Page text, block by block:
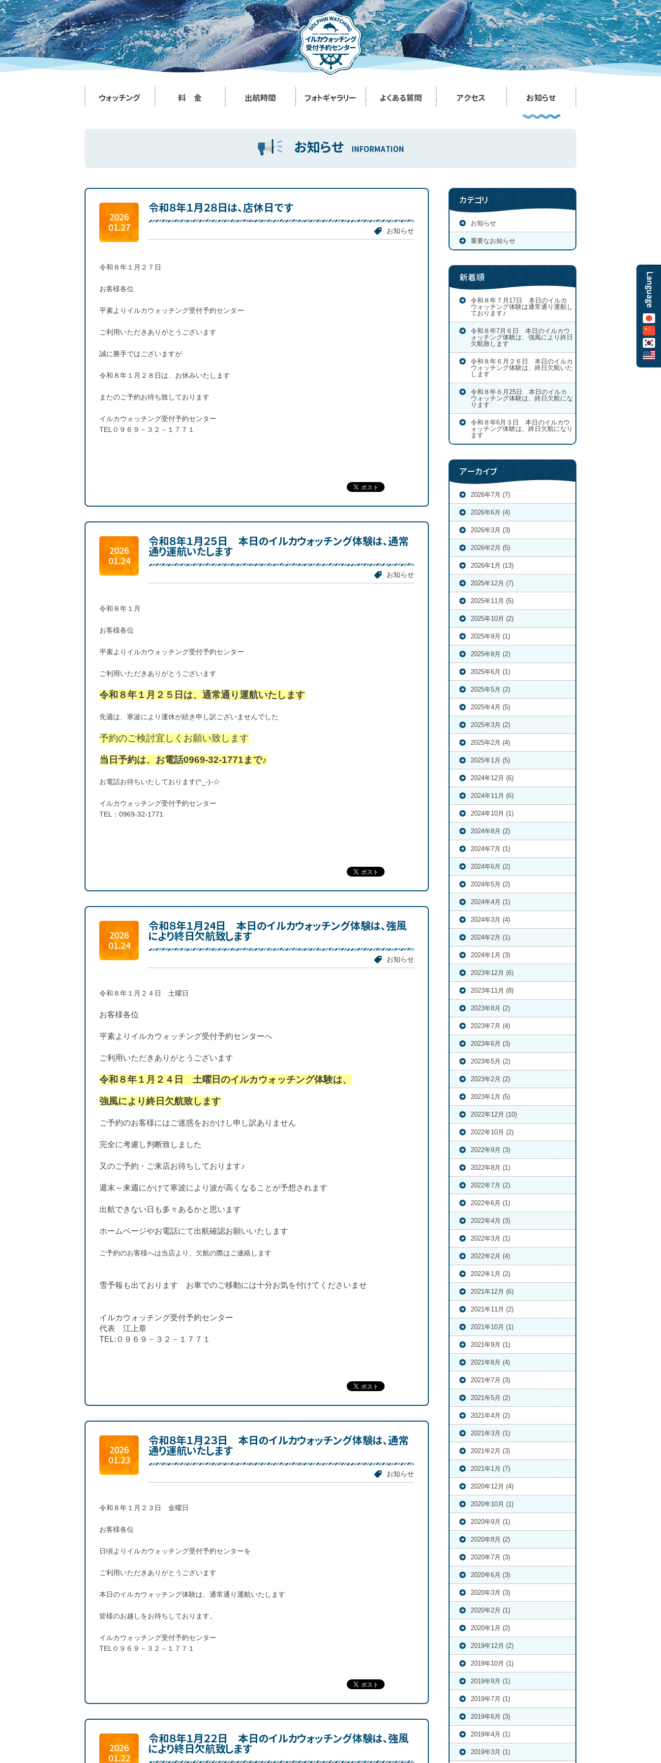
ウォッチング 料 金 出航時間 フォトギャラリー よくある質問 アクセス お知らせ
お知らせ INFORMATION
2026
01.27
令和８年１月２８日は、店休日です
お知らせ
令和８年１月２７日
お客様各位
平素よりイルカウォッチング受付予約センター
ご利用いただきありがとうございます
誠に勝手ではございますが
令和８年１月２８日は、お休みいたします
またのご予約お待ち致しております
イルカウォッチング受付予約センター
TEL０９６９－３２－１７７１
2026
01.24
令和８年１月２５日 本日のイルカウォッチング体験は、通常
通り運航いたします
お知らせ
令和８年１月
お客様各位
平素よりイルカウォッチング受付予約センター
ご利用いただきありがとうございます
令和８年１月２５日は、通常通り運航いたします
先週は、寒波により運休が続き申し訳ございませんでした
予約のご検討宜しくお願い致します
当日予約は、お電話0969-32-1771まで♪
お電話お待ちいたしております(^_-)-☆
イルカウォッチング受付予約センター
TEL：0969-32-1771
2026
01.24
令和８年１月24日 本日のイルカウォッチング体験は、強風
により終日欠航致します
お知らせ
令和８年１月２４日 土曜日
お客様各位
平素よりイルカウォッチング受付予約センターへ
ご利用いただきありがとうございます
令和８年１月２４日 土曜日のイルカウォッチング体験は、
強風により終日欠航致します
ご予約のお客様にはご迷惑をおかけし申し訳ありません
完全に考慮し判断致しました
又のご予約・ご来店お待ちしております♪
週末～来週にかけて寒波により波が高くなることが予想されます
出航できない日も多々あるかと思います
ホームページやお電話にて出航確認お願いいたします
ご予約のお客様へは当店より、欠航の際はご連絡します
雪予報も出ております お車でのご移動には十分お気を付けてくださいませ
イルカウォッチング受付予約センター
代表 江上章
TEL:０９６９－３２－１７７１
2026
01.23
令和８年１月２３日 本日のイルカウォッチング体験は、通常
通り運航いたします
お知らせ
令和８年１月２３日 金曜日
お客様各位
日頃よりイルカウォッチング受付予約センターを
ご利用いただきありがとうございます
本日のイルカウォッチング体験は、通常通り運航いたします
皆様のお越しをお待ちしております。
イルカウォッチング受付予約センター
TEL０９６９－３２－１７７１
2026
01.22
令和８年１月２２日 本日のイルカウォッチング体験は、強風
により終日欠航致します
カテゴリ
お知らせ
重要なお知らせ
新着順
令和８年７月17日 本日のイルカ
ウォッチング体験は通常通り運航し
ております♪
令和８年7月６日 本日のイルカウ
ォッチング体験は、強風により終日
欠航致します
令和８年６月２６日 本日のイルカ
ウォッチング体験は、終日欠航いた
します
令和８年６月25日 本日のイルカ
ウォッチング体験は、終日欠航にな
ります
令和８年6月３日 本日のイルカウ
ォッチング体験は、終日欠航になり
ます
アーカイブ
2026年7月 (7)
2026年6月 (4)
2026年3月 (3)
2026年2月 (5)
2026年1月 (13)
2025年12月 (7)
2025年11月 (5)
2025年10月 (2)
2025年9月 (1)
2025年8月 (2)
2025年6月 (1)
2025年5月 (2)
2025年4月 (5)
2025年3月 (2)
2025年2月 (4)
2025年1月 (5)
2024年12月 (6)
2024年11月 (6)
2024年10月 (1)
2024年8月 (2)
2024年7月 (1)
2024年6月 (2)
2024年5月 (2)
2024年4月 (1)
2024年3月 (4)
2024年2月 (1)
2024年1月 (3)
2023年12月 (6)
2023年11月 (8)
2023年8月 (2)
2023年7月 (4)
2023年6月 (3)
2023年5月 (2)
2023年2月 (2)
2023年1月 (5)
2022年12月 (10)
2022年10月 (2)
2022年9月 (3)
2022年8月 (1)
2022年7月 (2)
2022年6月 (1)
2022年4月 (3)
2022年3月 (1)
2022年2月 (4)
2022年1月 (2)
2021年12月 (6)
2021年11月 (2)
2021年10月 (1)
2021年9月 (1)
2021年8月 (4)
2021年7月 (3)
2021年5月 (2)
2021年4月 (2)
2021年3月 (1)
2021年2月 (3)
2021年1月 (7)
2020年12月 (4)
2020年10月 (1)
2020年9月 (1)
2020年8月 (2)
2020年7月 (3)
2020年6月 (3)
2020年3月 (3)
2020年2月 (1)
2020年1月 (2)
2019年12月 (2)
2019年10月 (1)
2019年9月 (1)
2019年7月 (1)
2019年6月 (3)
2019年4月 (1)
2019年3月 (1)